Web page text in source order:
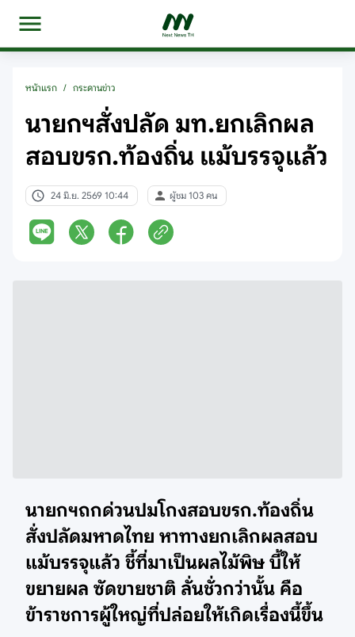
หน้าแรก / กระดานข่าว
นายกฯสั่งปลัด มท.ยกเลิกผล
สอบขรก.ท้องถิ่น แม้บรรจุแล้ว
24 มิ.ย. 2569 10:44 ผู้ชม 103 คน
นายกฯถกด่วนปมโกงสอบขรก.ท้องถิ่น
สั่งปลัดมหาดไทย หาทางยกเลิกผลสอบ
แม้บรรจุแล้ว ชี้ที่มาเป็นผลไม้พิษ บี้ให้
ขยายผล ซัดขายชาติ ลั่นชั่วกว่านั้น คือ
ข้าราชการผู้ใหญ่ที่ปล่อยให้เกิดเรื่องนี้ขึ้น